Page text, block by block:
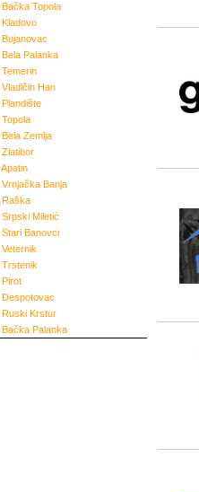
Bačka Topola
Kladovo
Bujanovac
Bela Palanka
Temerin
Vladičin Han
Plandište
Topola
Bela Zemlja
Zlatibor
Apatin
Vrnjačka Banja
Raška
Srpski Miletić
Stari Banovci
Veternik
Trstenik
Pirot
Despotovac
Ruski Krstur
Bačka Palanka